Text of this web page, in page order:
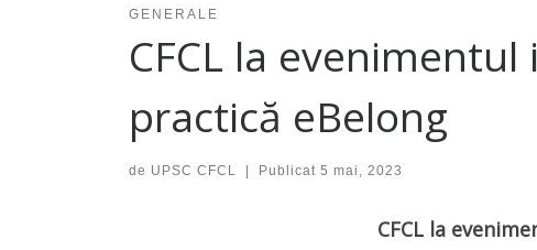
GENERALE
CFCL la
practică eBelong
de UPSC CFCL | Publicat 5 mai, 2023
CFCL la